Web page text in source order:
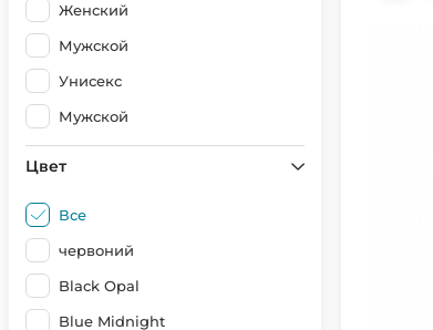
Женский
Мужской
Унисекс
Мужской
Цвет
Все
червоний
Black Opal
Blue Midnight